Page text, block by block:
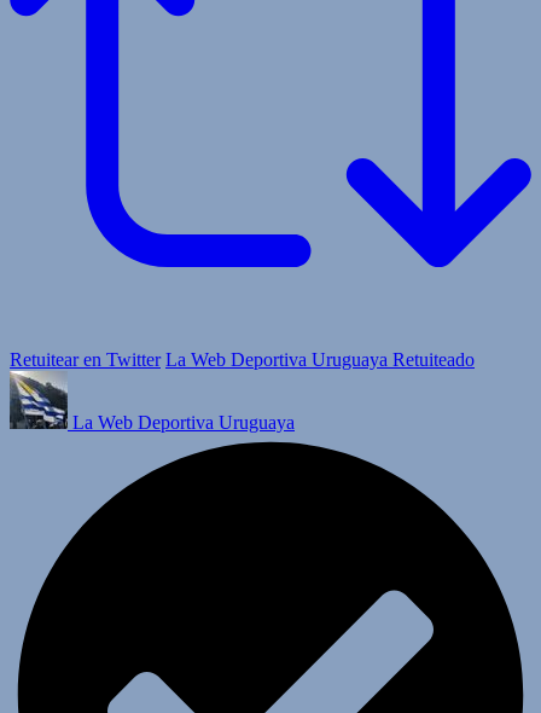
Retuitear en Twitter La Web Deportiva Uruguaya Retuiteado
La Web Deportiva Uruguaya